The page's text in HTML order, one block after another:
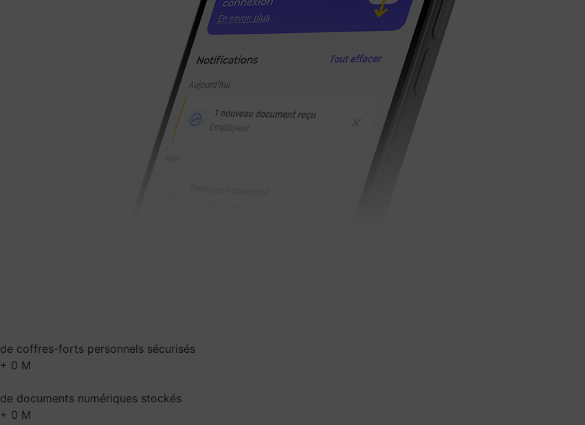
de coffres-forts personnels sécurisés
+ 0 M
de documents numériques stockés
+ 0 M